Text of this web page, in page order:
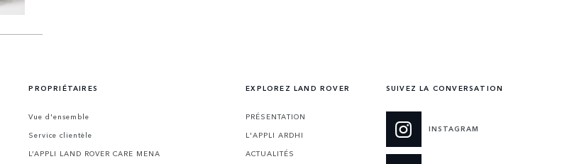
PROPRIÉTAIRES
Vue d'ensemble
Service clientèle
L’APPLI LAND ROVER CARE MENA
EXPLOREZ LAND ROVER
PRÉSENTATION
L'APPLI ARDHI
ACTUALITÉS
SUIVEZ LA CONVERSATION
INSTAGRAM